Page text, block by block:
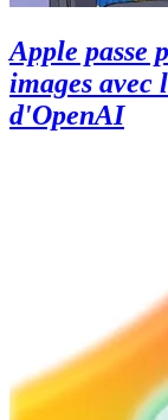
Apple passe
images avec
d'OpenAI